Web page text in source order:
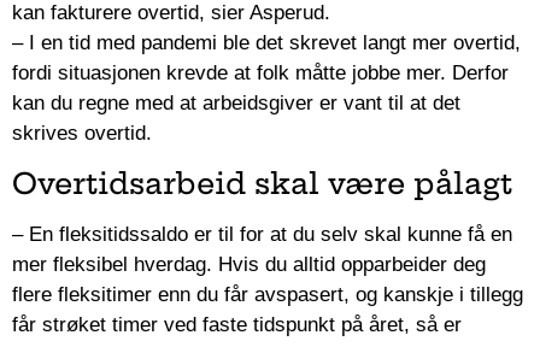
kan fakturere overtid, sier Asperud.
– I en tid med pandemi ble det skrevet langt mer overtid,
fordi situasjonen krevde at folk måtte jobbe mer. Derfor
kan du regne med at arbeidsgiver er vant til at det
skrives overtid.
Overtidsarbeid skal være pålagt
– En fleksitidssaldo er til for at du selv skal kunne få en
mer fleksibel hverdag. Hvis du alltid opparbeider deg
flere fleksitimer enn du får avspasert, og kanskje i tillegg
får strøket timer ved faste tidspunkt på året, så er